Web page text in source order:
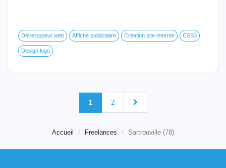
Développeur web Affiche publicitaire Création site internet CSS3
Design logo
1 2
Accueil Freelances Sartrouville (78)